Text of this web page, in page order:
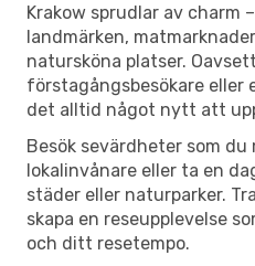
Krakow sprudlar av charm
landmärken,
natursköna platser.
förstagångsbesökare eller
det alltid något nytt att
Besök sevärdheter som du
lokalinvånare eller ta en
städer eller naturparker.
skapa en reseupplevelse
och ditt resetempo.